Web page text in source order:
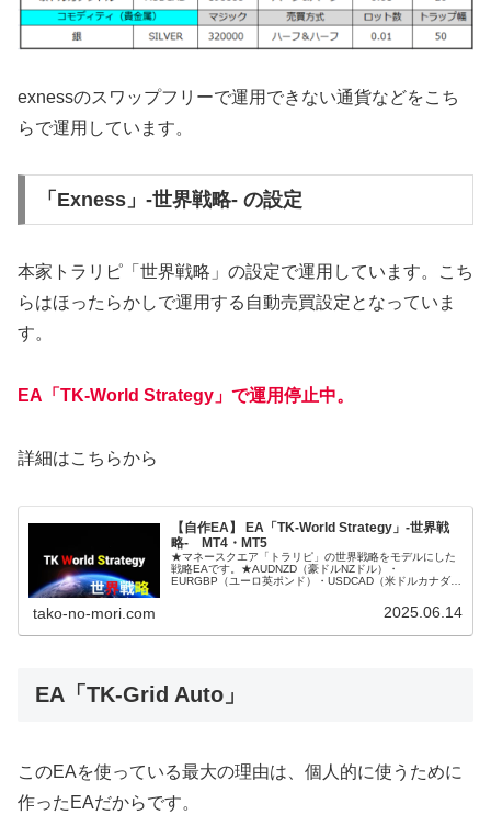
exnessのスワップフリーで運用できない通貨などをこち
らで運用しています。
「Exness」-世界戦略- の設定
本家トラリピ「世界戦略」の設定で運用しています。こち
らはほったらかしで運用する自動売買設定となっていま
す。
EA「TK-World Strategy」で運用停止中。
詳細はこちらから
【自作EA】 EA「TK-World Strategy」-世界戦
略- MT4・MT5
★マネースクエア「トラリピ」の世界戦略をモデルにした
戦略EAです。★AUDNZD（豪ドルNZドル）・
EURGBP（ユーロ英ポンド）・USDCAD（米ドルカナダド
tako-no-mori.com 2025.06.14
EA「TK-Grid Auto」
このEAを使っている最大の理由は、個人的に使うために
作ったEAだからです。